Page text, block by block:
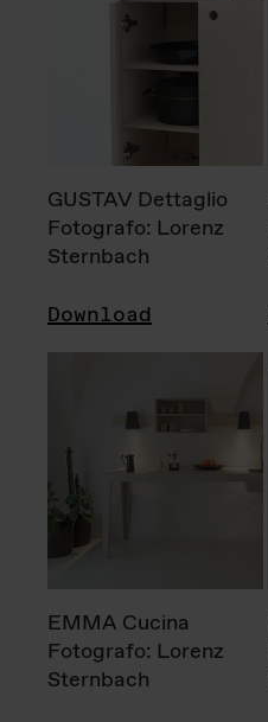
GUSTAV Dettaglio
Fotografo: Lorenz
Sternbach
Download
EMMA Cucina
Fotografo: Lorenz
Sternbach